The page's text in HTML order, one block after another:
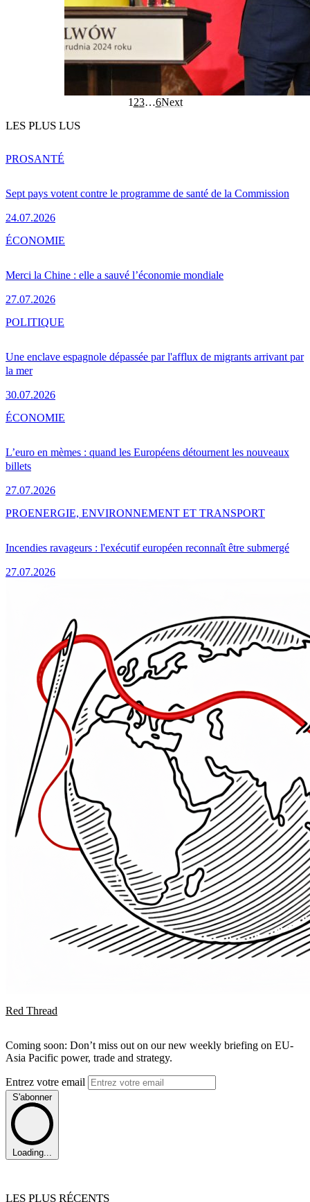
1 23…6Next
LES PLUS LUS
Sept pays votent contre le programme de santé de la Commission
24.07.2026
PROSANTÉ
Merci la Chine : elle a sauvé l’économie mondiale
27.07.2026
ÉCONOMIE
Une enclave espagnole dépassée par l'afflux de migrants arrivant par
la mer
30.07.2026
POLITIQUE
L’euro en mèmes : quand les Européens détournent les nouveaux
billets
27.07.2026
ÉCONOMIE
Incendies ravageurs : l'exécutif européen reconnaît être submergé
27.07.2026
PROENERGIE, ENVIRONNEMENT ET TRANSPORT
Red Thread
Coming soon: Don’t miss out on our new weekly briefing on EU-
Asia Pacific power, trade and strategy.
Entrez votre email
S'abonner
Loading...
LES PLUS RÉCENTS